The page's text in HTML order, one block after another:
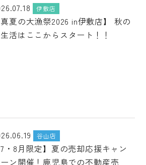
伊敷店
真夏の大漁祭2026 in伊敷店】 秋の
活はここからスタート！！
谷山店
7・8月限定】夏の売却応援キャン
ン開催！鹿児島での不動産売